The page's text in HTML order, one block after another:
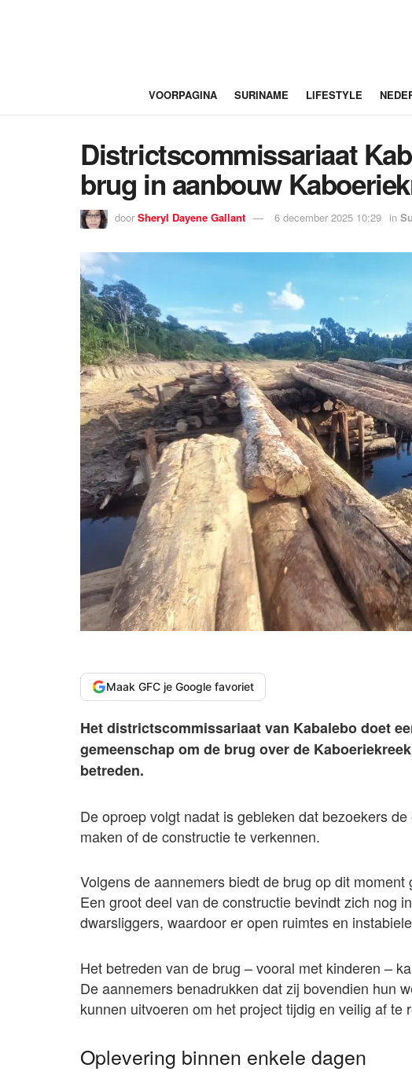
VOORPAGINA SURINAME LIFESTYLE
Districtscommissariaat
brug in aanbouw
door Sheryl Dayene Gallant 6 december 2025 10:29 in
Maak GFC je Google favoriet
Het districtscommissariaat van Kabalebo doet
gemeenschap om de brug over de
betreden.
De oproep volgt nadat is gebleken dat bezoekers
maken of de constructie te verkennen.
Volgens de aannemers biedt de brug op dit
Een groot deel van de constructie bevindt zich nog
dwarsliggers, waardoor er open ruimtes en
Het betreden van de brug – vooral met kinderen –
De aannemers benadrukken dat zij bovendien hun
kunnen uitvoeren om het project tijdig en veilig af te
Oplevering binnen enkele dagen